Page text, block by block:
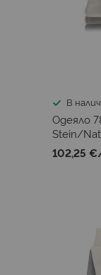
В
Одеяло
Stein/
102,25 €